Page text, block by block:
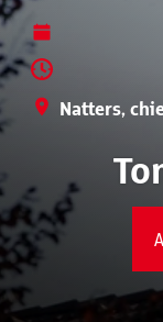
Natters,